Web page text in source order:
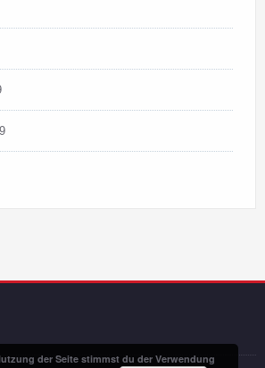
der Seite stimmst du der Verwendung